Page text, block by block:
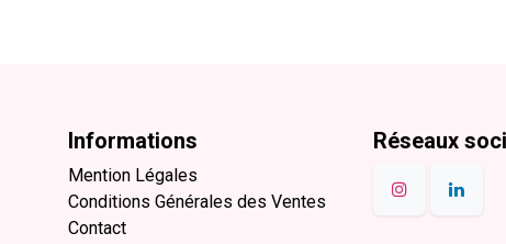
Informations
Mention Légales
Conditions Générales des Ventes
Contact
Réseaux